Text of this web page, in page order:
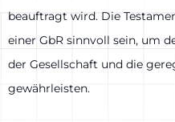
beauftragt wird. Die
einer GbR sinnvoll sein, um
der Gesellschaft und die
gewährleisten.